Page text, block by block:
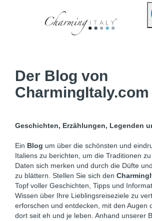
Der Blog von
CharmingItaly.com
Geschichten, Erzählungen, Legenden
Ein Blog um über die schönsten und
Italiens zu berichten, um die Traditionen
Daten sich merken und durch die Düfte
zu blättern. Stellen Sie sich den
Topf voller Geschichten, Tipps und
Wissen über Ihre Lieblingsreiseziele zu
erforschen und entdecken, mit den Augen
dort seit eh und je leben. Anhand unserer